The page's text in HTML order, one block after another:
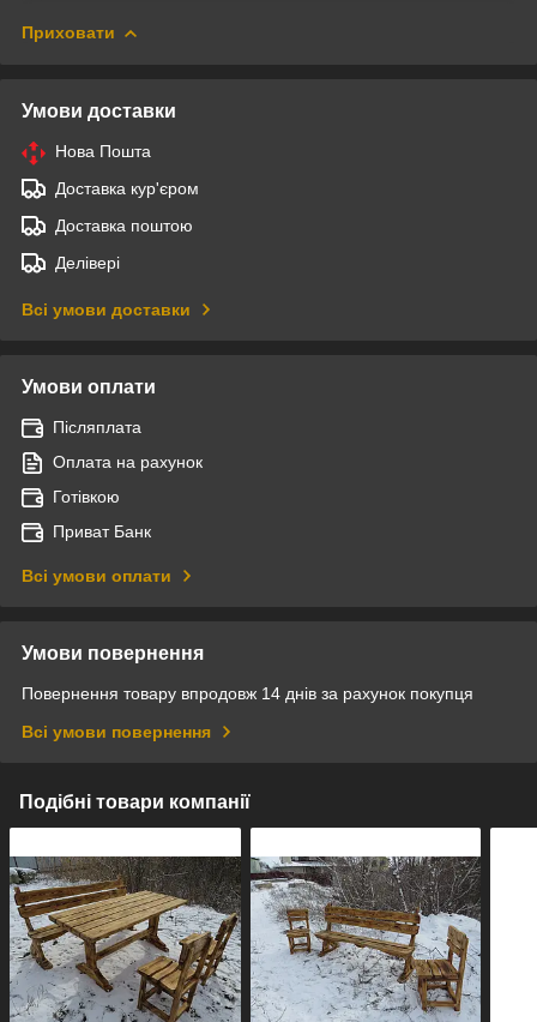
Приховати
Умови доставки
Нова Пошта
Доставка кур'єром
Доставка поштою
Делівері
Всі умови доставки
Умови оплати
Післяплата
Оплата на рахунок
Готівкою
Приват Банк
Всі умови оплати
Умови повернення
Повернення товару впродовж 14 днів за рахунок покупця
Всі умови повернення
Подібні товари компанії